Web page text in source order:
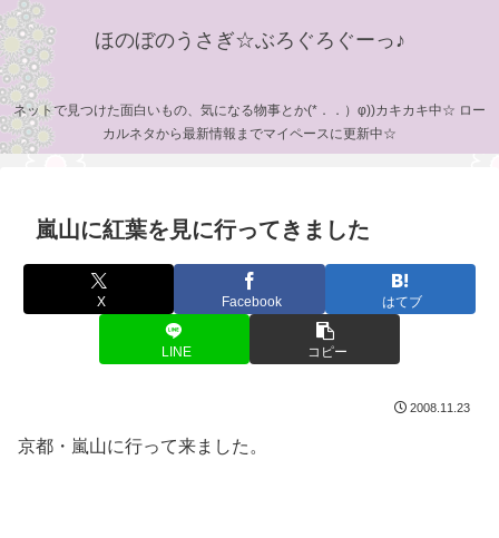
ほのぼのうさぎ☆ぶろぐろぐーっ♪
ネットで見つけた面白いもの、気になる物事とか(*．．）φ))カキカキ中☆ ロー
カルネタから最新情報までマイペースに更新中☆
嵐山に紅葉を見に行ってきました
X Facebook はてブ
LINE コピー
2008.11.23
京都・嵐山に行って来ました。